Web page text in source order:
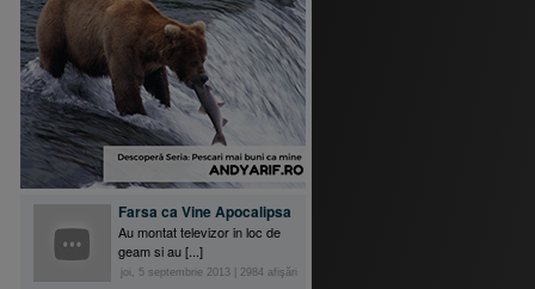
Farsa ca Vine Apocalipsa
Au montat televizor in loc de
geam si au [...]
joi, 5 septembrie 2013 2984 afişări